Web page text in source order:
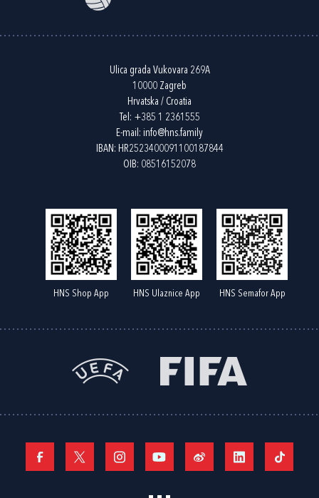
Ulica grada Vukovara 269A
10000 Zagreb
Hrvatska / Croatia
Tel: +385 1 2361555
E-mail: info@hns.family
IBAN: HR2523400091100187844
OIB: 08516152078
HNS Shop App HNS Ulaznice App HNS Semafor App